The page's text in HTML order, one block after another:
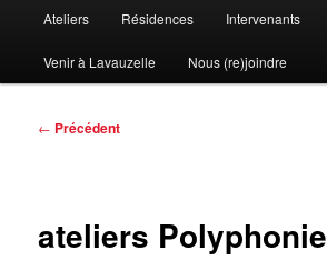
Ateliers Résidences Intervenants
Venir à Lavauzelle Nous (re)joindre
Navigation
← Précédent
ateliers